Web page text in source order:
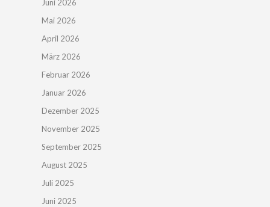
Juni 2026
Mai 2026
April 2026
März 2026
Februar 2026
Januar 2026
Dezember 2025
November 2025
September 2025
August 2025
Juli 2025
Juni 2025